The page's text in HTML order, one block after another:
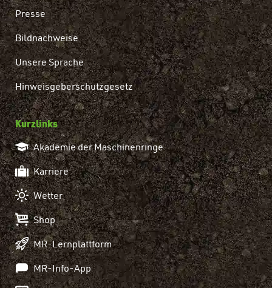
Presse
Bildnachweise
Unsere Sprache
Hinweisgeberschutzgesetz
Kurzlinks
Akademie der Maschinenringe
Karriere
Wetter
Shop
MR-Lernplattform
MR-Info-App